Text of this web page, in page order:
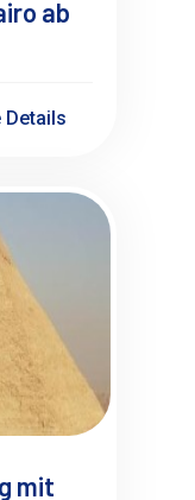
ab
Details
mit